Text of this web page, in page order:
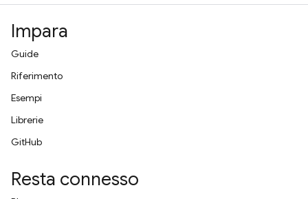
Impara
Guide
Riferimento
Esempi
Librerie
GitHub
Resta connesso